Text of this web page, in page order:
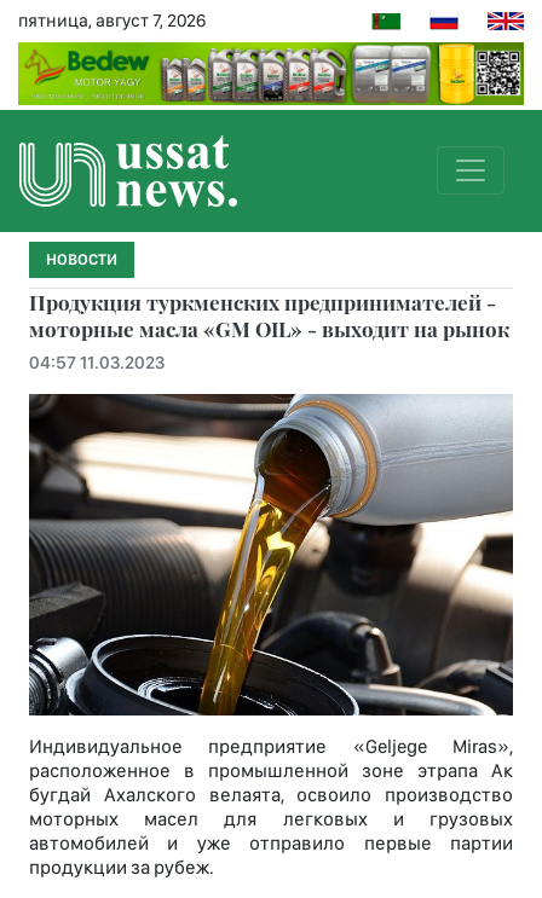
пятница, август 7, 2026
НОВОСТИ
Продукция туркменских предпринимателей -
моторные масла «GM OIL» - выходит на рынок
04:57 11.03.2023
Индивидуальное предприятие «Geljege Miras»,
расположенное в промышленной зоне этрапа Ак
бугдай Ахалского велаята, освоило производство
моторных масел для легковых и грузовых
автомобилей и уже отправило первые партии
продукции за рубеж.